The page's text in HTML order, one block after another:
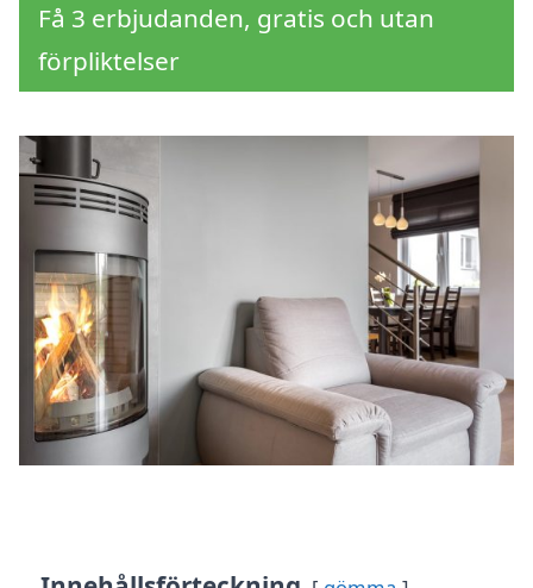
Få 3 erbjudanden, gratis och utan
förpliktelser